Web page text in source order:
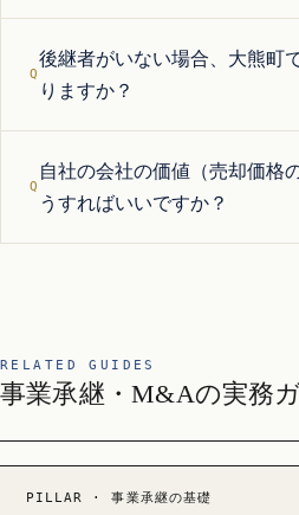
後継者がいない場合、大熊町
りますか？
自社の会社の価値（売却価格
うすればいいですか？
RELATED GUIDES
事業承継・M&Aの実務
PILLAR · 事業承継の基礎